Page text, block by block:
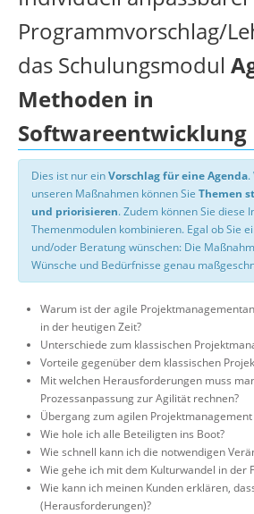
Programmvorschlag/
das Schulungsmodul
Methoden in
Softwareentwicklung
Dies ist nur einVorschlag für eine Agenda.
unseren Maßnahmen können Sie Themen
und priorisieren. Zudem können Sie diese
Themenmodulen kombinieren. Egal ob Sie
und/oder Beratung wünschen: Die
Wünsche und Bedürfnisse genau
Warum ist der agile
in der heutigen Zeit?
Unterschiede zum klassischen
Vorteile gegenüber dem klassischen
Mit welchen Herausforderungen muss
Prozessanpassung zur Agilität rechnen?
Übergang zum agilen Projektmanagement
Wie hole ich alle Beteiligten ins Boot?
Wie schnell kann ich die notwendigen
Wie gehe ich mit dem Kulturwandel in der
Wie kann ich meinen Kunden erklären,
(Herausforderungen)?